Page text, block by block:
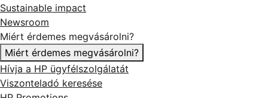
Sustainable impact
Newsroom
Miért érdemes megvásárolni?
Miért érdemes megvásárolni?
Hívja a HP ügyfélszolgálatát
Viszonteladó keresése